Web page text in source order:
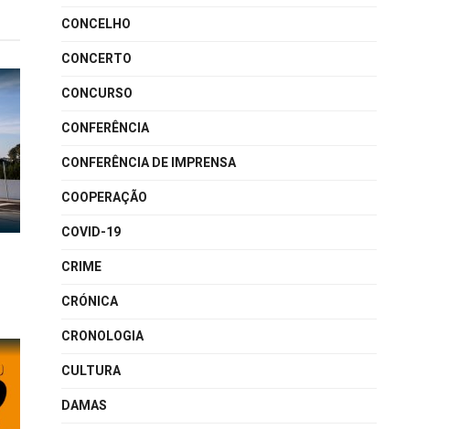
CONCELHO
CONCERTO
CONCURSO
CONFERÊNCIA
CONFERÊNCIA DE IMPRENSA
COOPERAÇÃO
COVID-19
CRIME
CRÓNICA
CRONOLOGIA
CULTURA
DAMAS